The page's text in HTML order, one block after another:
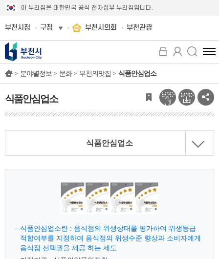
이 누리집은 대한민국 공식 전자정부 누리집입니다.
부천시청 구청 부천시의회 부천관광
전
체
뉴
보
기
> 분야별정보 > 문화 > 부천의맛집 > 식품안심업소
식품안심업소
식품안심업소
식품안심업소란 : 음식점의 위생상태를 평가하여 위생등급
적합여부를 지정하여 음식점의 위생수준 향상과 소비자에게
음식점 선택권을 제공 하는 제도